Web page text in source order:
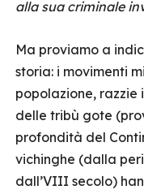
alla sua criminale
Ma proviamo a
storia: i movimenti
popolazione, razzie
delle tribù gote
profondità del
vichinghe (dalla
dall’VIII secolo)